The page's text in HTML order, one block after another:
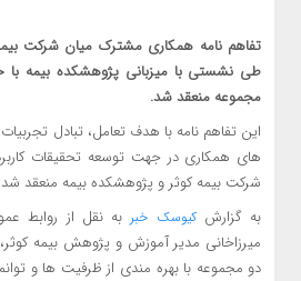
تفاهم نامه همکاری‌ مشترک میان شرکت
طی نشستی با میزبانی پژوهشکده بیمه
مجموعه منعقد شد.
این تفاهم نامه با هدف تعامل، تبادل
های همکاری در جهت توسعه تحقیقات
شرکت بیمه کوثر و پژوهشکده بیمه منعقد شد.
به گزارشکیوسک خبر به نقل از روابط
میرزاخانی مدیر آموزش و پژوهش بیمه
دو مجموعه با بهره مندی از ظرفیت ها و